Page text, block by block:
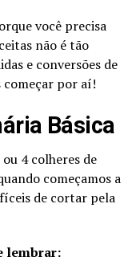
você precisa
não é tão
e conversões de
começar por aí!
Básica
4 colheres de
começamos a
de cortar pela
lembrar: